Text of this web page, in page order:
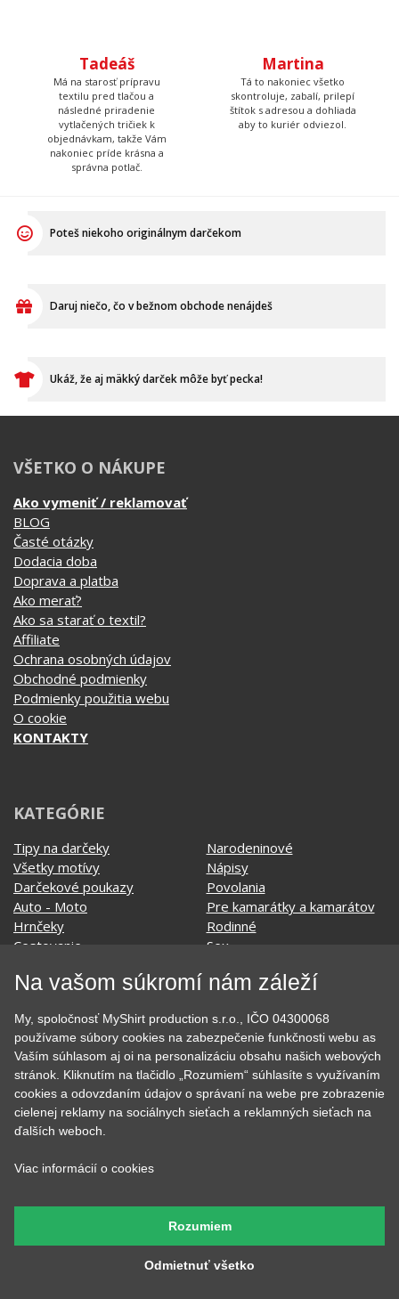
Tadeáš
Má na starosť prípravu
textilu pred tlačou a
následné priradenie
vytlačených tričiek k
objednávkam, takže Vám
nakoniec príde krásna a
správna potlač.
Martina
Tá to nakoniec všetko
skontroluje, zabalí, prilepí
štítok s adresou a dohliada
aby to kuriér odviezol.
Poteš niekoho originálnym darčekom
Daruj niečo, čo v bežnom obchode nenájdeš
Ukáž, že aj mäkký darček môže byť pecka!
VŠETKO O NÁKUPE
Ako vymeniť / reklamovať
BLOG
Časté otázky
Dodacia doba
Doprava a platba
Ako merať?
Ako sa starať o textil?
Affiliate
Ochrana osobných údajov
Obchodné podmienky
Podmienky použitia webu
O cookie
KONTAKTY
KATEGÓRIE
Tipy na darčeky
Všetky motívy
Darčekové poukazy
Auto - Moto
Hrnčeky
Cestovanie
Evolúcia
Geek
Hobby
Hudobné
Jedlo, pitie a relax
Kvetiny
Láska
Narodeninové
Nápisy
Povolania
Pre kamarátky a kamarátov
Rodinné
Sex
Školské
Vianoce a Veľká noc
Vojenské
Významné dni
Zvierata
MyShirt
Na vašom súkromí nám záleží
My, spoločnosť MyShirt production s.r.o., IČO 04300068
používame súbory cookies na zabezpečenie funkčnosti webu as
Vaším súhlasom aj oi na personalizáciu obsahu našich webových
stránok. Kliknutím na tlačidlo „Rozumiem“ súhlasíte s využívaním
cookies a odovzdaním údajov o správaní na webe pre zobrazenie
cielenej reklamy na sociálnych sieťach a reklamných sieťach na
ďalších weboch.
Viac informácií o cookies
Odmietnuť všetko
Rozumiem